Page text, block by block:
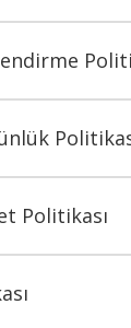
Politikası